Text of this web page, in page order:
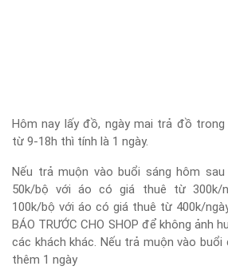
Hôm nay lấy đồ, ngày mai trả đồ
từ 9-18h thì tính là 1 ngày.
Nếu trả muộn vào buổi sáng hôm
50k/bộ với áo có giá thuê từ 300k/
100k/bộ với áo có giá thuê từ 400k/
BÁO TRƯỚC CHO SHOP để không ảnh
các khách khác. Nếu trả muộn vào
thêm 1 ngày